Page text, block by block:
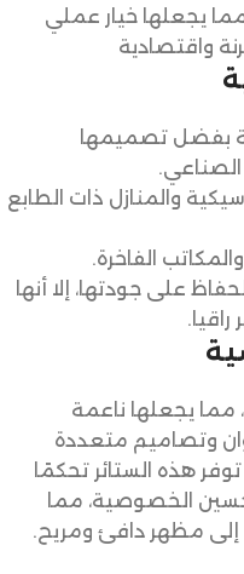
يجعلها خيار عملي
واقتصادية
بفضل تصميمها
والمنازل ذات الطابع
الفاخرة.
على جودتها، إلا أنها
يجعلها ناعمة
وتصاميم متعددة
هذه الستائر تحكمًا
الخصوصية، مما
إلى مظهر دافئ ومريح.